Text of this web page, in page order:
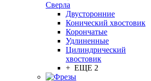
Сверла
Двусторонние
Конический хвостовик
Корончатые
Удлиненные
Цилиндрический
хвостовик
+ ЕЩЕ 2